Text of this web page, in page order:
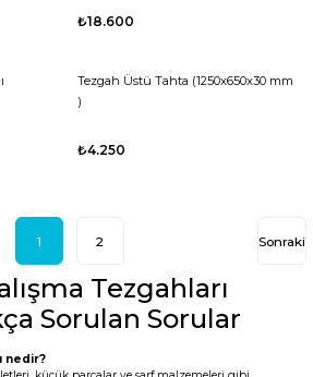
₺18.600
Tezgah Üstü Tahta (1250x650x30 mm
)
₺4.250
1 2
Tezgahları
Sorulan Sorular
nedir?